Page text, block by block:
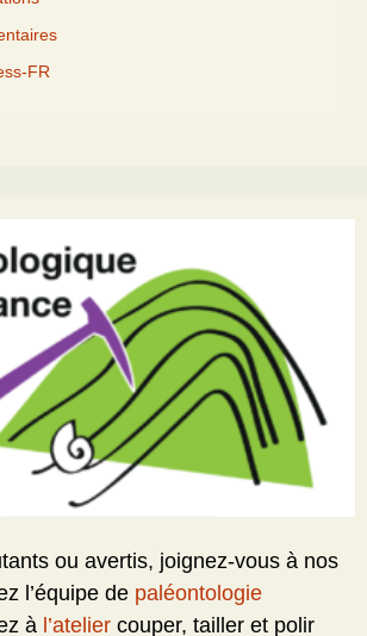
FR
ou avertis, joignez-vous à nos
l’équipe de paléontologie
à l’atelier couper, tailler et polir